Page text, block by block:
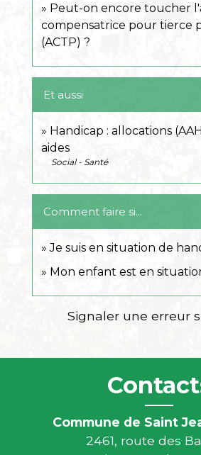
Peut-on encore toucher
compensatrice pour tierce
(ACTP) ?
Et aussi
Handicap : allocations
aides
Social - Santé
Comment faire si...
Je suis en situation de
Mon enfant est en
Signaler une erreur
Commune de Saint
2461, route des